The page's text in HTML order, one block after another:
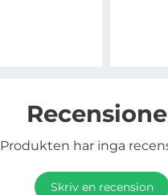
Produkten har inga
Skriv en recension